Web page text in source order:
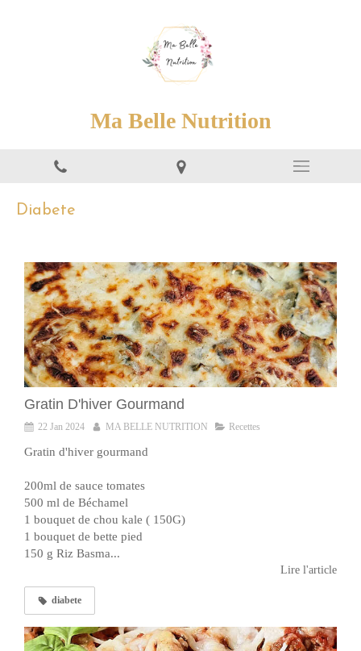
Ma Belle Nutrition
Diabete
Gratin D'hiver Gourmand
22 Jan 2024 MA BELLE NUTRITION Recettes
Gratin d'hiver gourmand
200ml de sauce tomates
500 ml de Béchamel
1 bouquet de chou kale ( 150G)
1 bouquet de bette pied
150 g Riz Basma...
Lire l'article
diabete